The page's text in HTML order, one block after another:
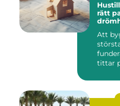
rätt
Att
tittar